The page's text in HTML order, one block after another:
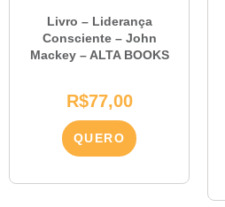
Livro – Liderança
Consciente – John
Mackey – ALTA BOOKS
R$77,00
QUERO